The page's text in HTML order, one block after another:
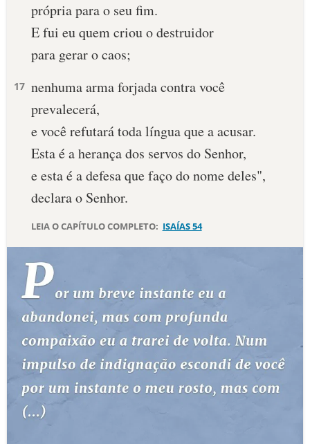
própria para o seu fim.
E fui eu quem criou o destruidor
para gerar o caos;
17 nenhuma arma forjada contra você
prevalecerá,
e você refutará toda língua que a acusar.
Esta é a herança dos servos do Senhor,
e esta é a defesa que faço do nome deles",
declara o Senhor.
LEIA O CAPÍTULO COMPLETO: ISAÍAS 54